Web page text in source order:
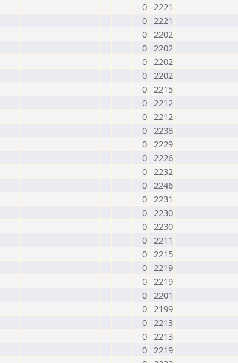
0 2221
0 2221
0 2202
0 2202
0 2202
0 2202
0 2215
0 2212
0 2212
0 2238
0 2229
0 2226
0 2232
0 2246
0 2231
0 2230
0 2230
0 2211
0 2215
0 2219
0 2219
0 2201
0 2199
0 2213
0 2213
0 2219